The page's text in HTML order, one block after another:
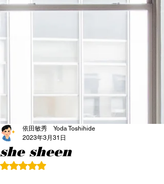
she sheen
依田敏秀 Yoda Toshihide
2023年3月31日
5つ星のうちNaNと評価されています。